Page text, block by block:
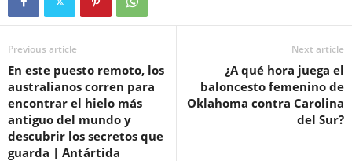
Previous article
En este puesto remoto, los
australianos corren para
encontrar el hielo más
antiguo del mundo y
descubrir los secretos que
guarda | Antártida
Next article
¿A qué hora juega el
baloncesto femenino de
Oklahoma contra Carolina
del Sur?